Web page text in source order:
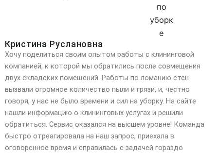
Кристина Руслановна
Хочу поделиться своим опытом работы с клининговой
компанией, к которой мы обратились после совмещения
двух складских помещений. Работы по ломанию стен
вызвали огромное количество пыли и грязи, и, честно
говоря, у нас не было времени и сил на уборку. На сайте
нашли информацию о клининговых услугах и решили
обратиться. Сервис оказался на высшем уровне! Команда
быстро отреагировала на наш запрос, приехала в
оговоренное время и справилась с задачей гораздо